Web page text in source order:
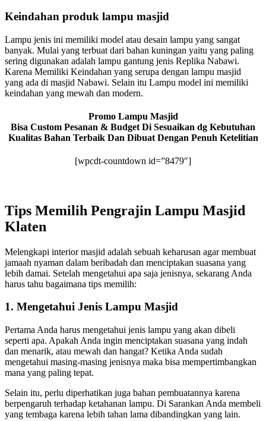
Keindahan produk lampu masjid
Lampu jenis ini memiliki model atau desain lampu yang sangat
banyak. Mulai yang terbuat dari bahan kuningan yaitu yang paling
sering digunakan adalah lampu gantung jenis Replika Nabawi.
Karena Memiliki Keindahan yang serupa dengan lampu masjid
yang ada di masjid Nabawi. Selain itu Lampu model ini memiliki
keindahan yang mewah dan modern.
Promo Lampu Masjid
Bisa Custom Pesanan & Budget Di Sesuaikan dg Kebutuhan
Kualitas Bahan Terbaik Dan Dibuat Dengan Penuh Ketelitian
[wpcdt-countdown id=”8479″]
Tips Memilih Pengrajin Lampu Masjid
Klaten
Melengkapi interior masjid adalah sebuah keharusan agar membuat
jamaah nyaman dalam beribadah dan menciptakan suasana yang
lebih damai. Setelah mengetahui apa saja jenisnya, sekarang Anda
harus tahu bagaimana tips memilih:
1. Mengetahui Jenis Lampu Masjid
Pertama Anda harus mengetahui jenis lampu yang akan dibeli
seperti apa. Apakah Anda ingin menciptakan suasana yang indah
dan menarik, atau mewah dan hangat? Ketika Anda sudah
mengetahui masing-masing jenisnya maka bisa mempertimbangkan
mana yang paling tepat.
Selain itu, perlu diperhatikan juga bahan pembuatannya karena
berpengaruh terhadap ketahanan lampu. Di Sarankan Anda membeli
yang tembaga karena lebih tahan lama dibandingkan yang lain.